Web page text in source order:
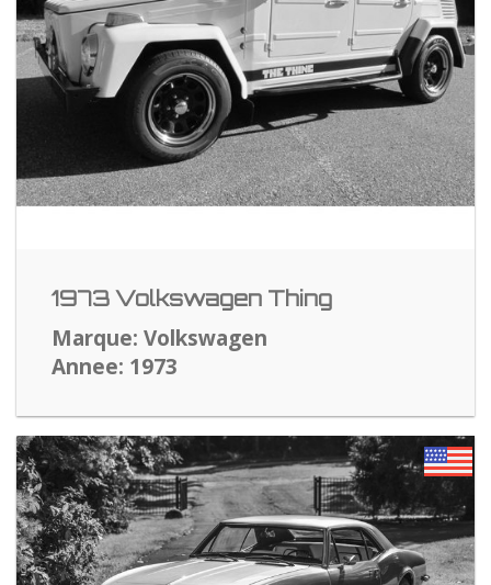
1973 Volkswagen Thing
Marque: Volkswagen
Annee: 1973